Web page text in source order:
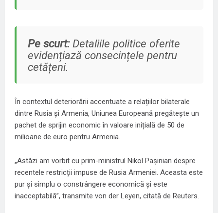
Pe scurt:Detaliile politice oferite
evidențiază consecințele pentru
cetățeni.
În contextul deteriorării accentuate a relațiilor bilaterale
dintre Rusia și Armenia, Uniunea Europeană pregătește un
pachet de sprijin economic în valoare inițială de 50 de
milioane de euro pentru Armenia.
„Astăzi am vorbit cu prim-ministrul Nikol Pașinian despre
recentele restricții impuse de Rusia Armeniei. Aceasta este
pur și simplu o constrângere economică și este
inacceptabilă”, transmite von der Leyen, citată de Reuters.